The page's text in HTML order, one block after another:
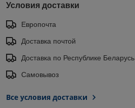
Условия доставки
Европочта
Доставка почтой
Доставка по Республике Беларусь
Самовывоз
Все условия доставки